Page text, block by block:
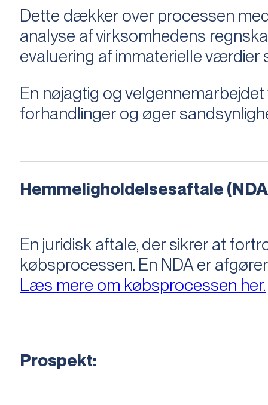
Dette dækker over processen
analyse af virksomhedens
evaluering af immaterielle
En nøjagtig og
forhandlinger og øger
Hemmeligholdelsesaftale
En juridisk aftale, der sikrer at
købsprocessen​​. En NDA er
Læs mere om købsprocessen her.
Prospekt: